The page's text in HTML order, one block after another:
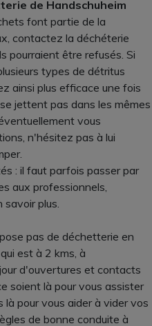
de Handschuheim
font partie de la
contactez la déchéterie
pourraient être refusés. Si
types de détritus
ainsi plus efficace une fois
jettent pas dans les mêmes
vous
n'hésitez pas à lui
: il faut parfois passer par
aux professionnels,
plus.
pas de déchetterie en
est à 2 kms, à
d'ouvertures et contacts
soient là pour vous assister
là pour vous aider à vider vos
de bonne conduite à